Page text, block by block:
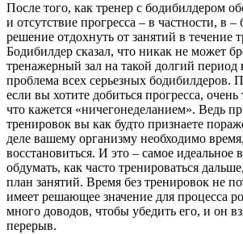
После того, как тренер с бодибилдером
и отсутствие прогресса – в частности, в
решение отдохнуть от занятий в течение
Бодибилдер сказал, что никак не может
тренажерный зал на такой долгий
проблема всех серьезных бодибилдеров.
если вы хотите добиться прогресса, очень
что кажется «ничегонеделанием». Ведь
тренировок вы как будто признаете
деле вашему организму необходимо
восстановиться. И это – самое идеальное
обдумать, как часто тренироваться
план занятий. Время без тренировок не
имеет решающее значение для процесса
много доводов, чтобы убедить его, и он
перерыв.